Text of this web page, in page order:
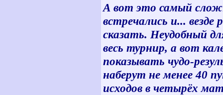
А вот это самый
встречались и...
сказать. Неудобный
весь турнир, а вот
показывать чудо-
наберут не менее 40
исходов в четырёх